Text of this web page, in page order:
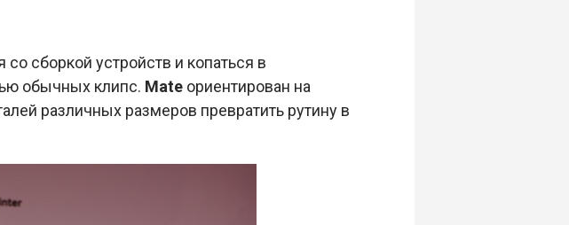
сборкой устройств и копаться в
обычных клипс. Mateориентирован на
различных размеров превратить рутину в